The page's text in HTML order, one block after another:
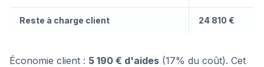
Reste à charge client 24 810 €
Économie client : 5 190 € d'aides (17% du coût). Cet